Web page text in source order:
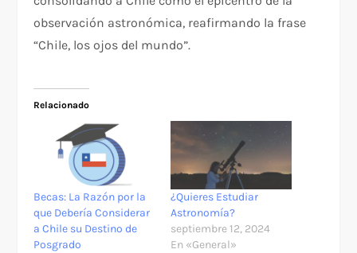
observación astronómica, reafirmando la frase
“Chile, los ojos del mundo”.
Relacionado
Becas: La Razón por la
que Debería Considerar
a Chile su Destino de
Posgrado
¿Quieres Estudiar
Astronomía?
septiembre 12, 2024
En «General»